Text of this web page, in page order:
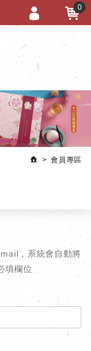
會員專區
，系統會自動將
填欄位
0